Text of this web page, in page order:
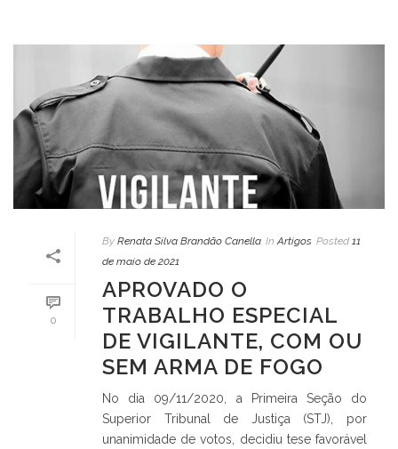
0
By Renata Silva Brandão Canella In Artigos Posted 11
de maio de 2021
APROVADO O
TRABALHO ESPECIAL
DE VIGILANTE, COM OU
SEM ARMA DE FOGO
No dia 09/11/2020, a Primeira Seção do
Superior Tribunal de Justiça (STJ), por
unanimidade de votos, decidiu tese favorável